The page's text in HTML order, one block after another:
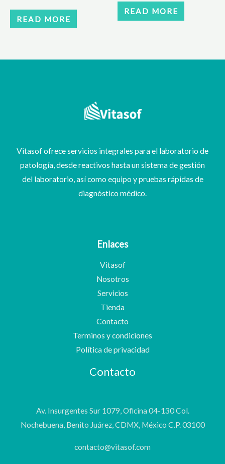
READ MORE
READ MORE
Vitasof ofrece servicios integrales para el laboratorio de
patología, desde reactivos hasta un sistema de gestión
del laboratorio, así como equipo y pruebas rápidas de
diagnóstico médico.
Enlaces
Vitasof
Nosotros
Servicios
Tienda
Contacto
Terminos y condiciones
Política de privacidad
Contacto
Av. Insurgentes Sur 1079, Oficina 04-130 Col.
Nochebuena, Benito Juárez, CDMX, México C.P. 03100
contacto@vitasof.com